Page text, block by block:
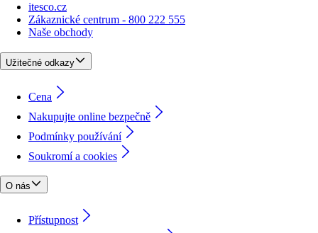
itesco.cz
Zákaznické centrum - 800 222 555
Naše obchody
Užitečné odkazy
Cena
Nakupujte online bezpečně
Podmínky používání
Soukromí a cookies
O nás
Přístupnost